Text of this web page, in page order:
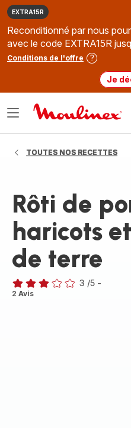
EXTRA15R
Reconditionné par nous
avec le code EXTRA15R
Conditions de l'offre
Je
Ouvrir
TOUTES NOS RECETTES
Rôti de
haricots
de terre
Avis
3 /5 -
2 Avis